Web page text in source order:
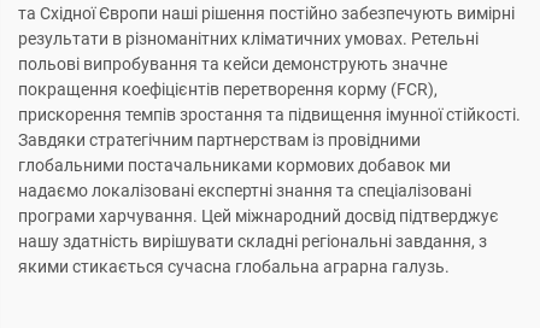
та Східної Європи наші рішення постійно забезпечують вимірні
результати в різноманітних кліматичних умовах. Ретельні
польові випробування та кейси демонструють значне
покращення коефіцієнтів перетворення корму (FCR),
прискорення темпів зростання та підвищення імунної стійкості.
Завдяки стратегічним партнерствам із провідними
глобальними постачальниками кормових добавок ми
надаємо локалізовані експертні знання та спеціалізовані
програми харчування. Цей міжнародний досвід підтверджує
нашу здатність вирішувати складні регіональні завдання, з
якими стикається сучасна глобальна аграрна галузь.